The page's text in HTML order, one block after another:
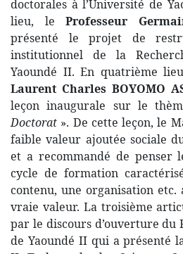
doctorales à l’Université de
lieu, leProfesseur
présenté le projet de
institutionnel de la
Yaoundé II. En quatrième
Laurent Charles BOYOMO
leçon inaugurale sur le
Doctorat ». De cette leçon, le
faible valeur ajoutée sociale
et a recommandé de penser
cycle de formation
contenu, une organisation
vraie valeur. La troisième
par le discours d’ouverture du
de Yaoundé II qui a présenté